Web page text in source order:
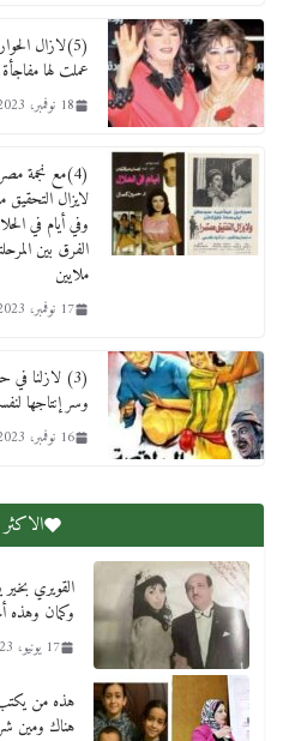
12 ديسمبر، 2025
العهد
2 أبريل، 2026
(5)لازال
عملت لها
18 نوفمبر، 2023
(4)مع نجمة
لايزال
وفي أيام في
الفرق بين
ملايين
17 نوفمبر، 2023
(3) لازلنا في
وسر إنتاجها
16 نوفمبر، 2023
القويري
وكمان وهذه
17 يونيو، 2023
هذه من
هناك ومين